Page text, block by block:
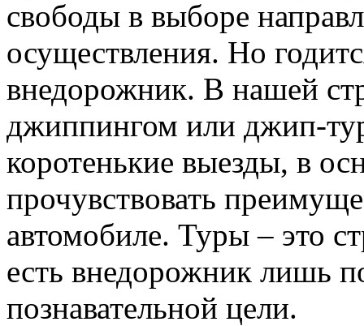
свободы в выборе
осуществления. Но
внедорожник. В нашей
джиппингом или джип-
коротенькие выезды, в
прочувствовать
автомобиле. Туры – это
есть внедорожник лишь
познавательной цели.